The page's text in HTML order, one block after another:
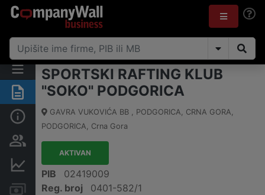
Sažetak
Osnovni podaci
Osobe i vlasništvo
Finansijski podaci
Računi i blokade
SPORTSKI RAFTING KLUB
"SOKO" PODGORICA
GAVRA VUKOVIĆA BB , PODGORICA, CRNA GORA,
PODGORICA, Crna Gora
AKTIVAN
PIB
02419009
Reg. broj
0401-582/1